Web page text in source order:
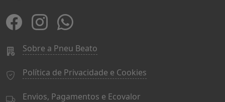
Sobre a Pneu Beato
Política de Privacidade e Cookies
Envios, Pagamentos e Ecovalor